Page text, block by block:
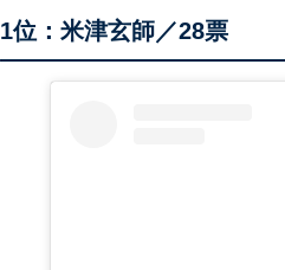
1位：米津玄師／28票